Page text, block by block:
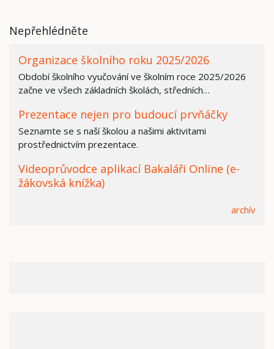
Nepřehlédněte
Organizace školního roku 2025/2026
Období školního vyučování ve školním roce 2025/2026
začne ve všech základních školách, středních…
Prezentace nejen pro budoucí prvňáčky
Seznamte se s naší školou a našimi aktivitami
prostřednictvím prezentace.
Videoprůvodce aplikací Bakaláři Online (e-
žákovská knížka)
archív